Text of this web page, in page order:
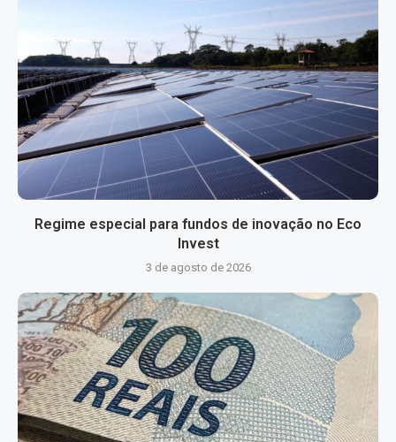
Regime especial para fundos de inovação no Eco
Invest
3 de agosto de 2026